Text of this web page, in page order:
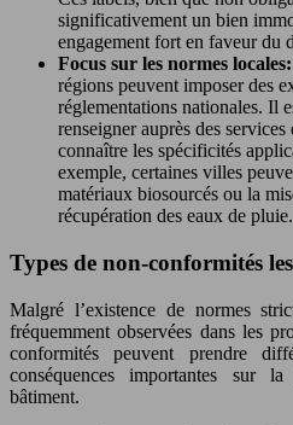
significativement un bien
engagement fort en faveur du
Focus sur les normes locales:
régions peuvent imposer des
réglementations nationales. Il
renseigner auprès des
connaître les spécificités
exemple, certaines villes
matériaux biosourcés ou la
récupération des eaux de pluie.
Types de non-conformités
Malgré l’existence de normes
fréquemment observées dans les
conformités peuvent prendre
conséquences importantes sur
bâtiment.